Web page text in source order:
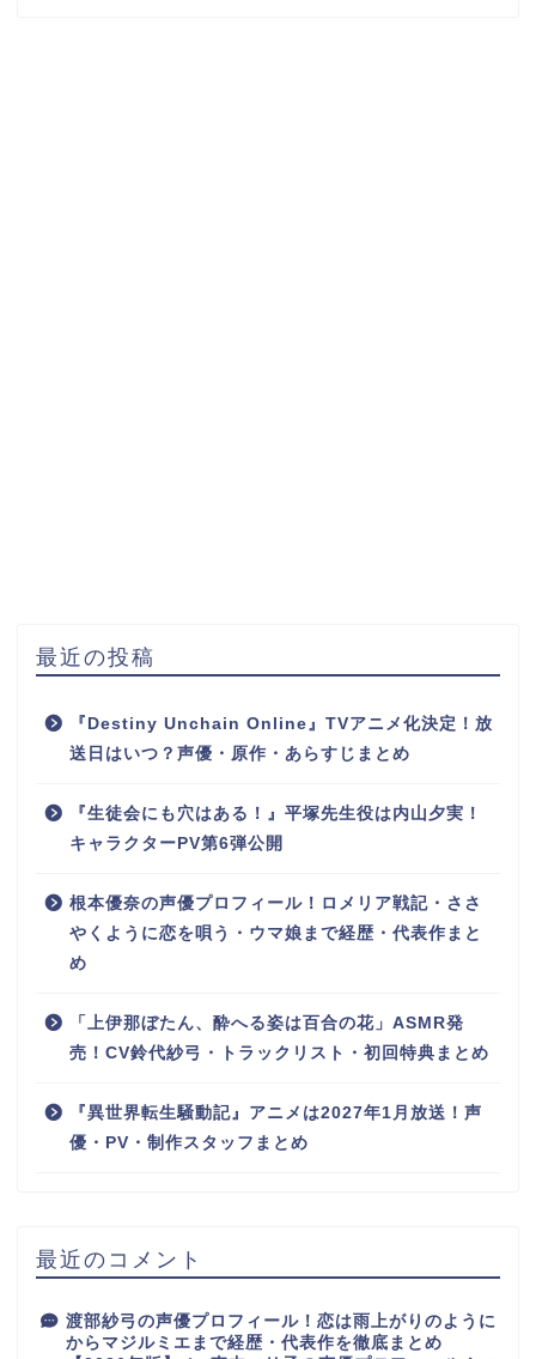
最近の投稿
『Destiny Unchain Online』TVアニメ化決定！放
送日はいつ？声優・原作・あらすじまとめ
『生徒会にも穴はある！』平塚先生役は内山夕実！
キャラクターPV第6弾公開
根本優奈の声優プロフィール！ロメリア戦記・ささ
やくように恋を唄う・ウマ娘まで経歴・代表作まと
め
「上伊那ぼたん、酔へる姿は百合の花」ASMR発
売！CV鈴代紗弓・トラックリスト・初回特典まとめ
『異世界転生騒動記』アニメは2027年1月放送！声
優・PV・制作スタッフまとめ
最近のコメント
渡部紗弓の声優プロフィール！恋は雨上がりのように
からマジルミエまで経歴・代表作を徹底まとめ